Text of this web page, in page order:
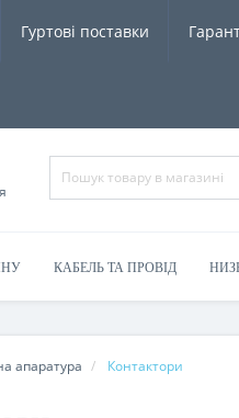
Гуртові поставки
КАБЕЛЬ ТА ПРОВІД
апаратура Контактори